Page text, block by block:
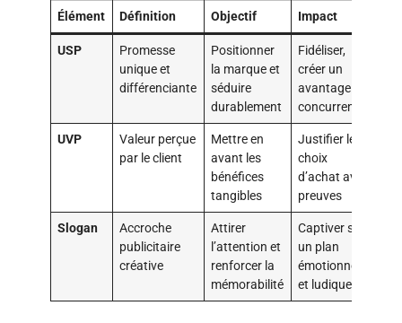
Élément Définition Objectif Impact
USP
Promesse
unique et
différenciante
Positionner
la marque et
séduire
durablement
Fidéliser,
créer un
avantage
concurrentiel
UVP
Valeur perçue
par le client
Mettre en
avant les
bénéfices
tangibles
Justifier le
choix
d’achat avec
preuves
Slogan
Accroche
publicitaire
créative
Attirer
l’attention et
renforcer la
mémorabilité
Captiver sur
un plan
émotionnel
et ludique